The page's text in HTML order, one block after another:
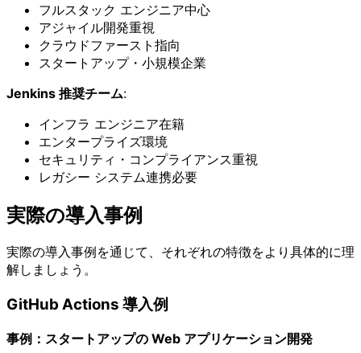
フルスタック エンジニア中心
アジャイル開発重視
クラウドファースト指向
スタートアップ・小規模企業
Jenkins 推奨チーム:
インフラ エンジニア在籍
エンタープライズ環境
セキュリティ・コンプライアンス重視
レガシー システム連携必要
実際の導入事例
実際の導入事例を通じて、それぞれの特徴をより具体的に理
解しましょう。
GitHub Actions 導入例
事例：スタートアップの Web アプリケーション開発